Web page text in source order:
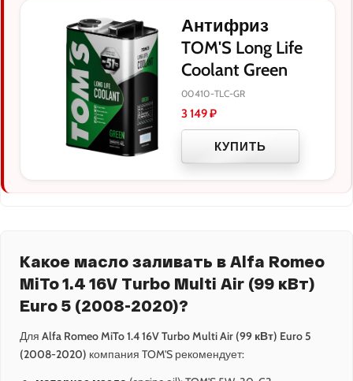
Антифриз
TOM'S Long Life
Coolant Green
00410-TLC-GR
3 149₽
КУПИТЬ
Какое масло заливать в Alfa Romeo
MiTo 1.4 16V Turbo Multi Air (99 кВт)
Euro 5 (2008-2020)?
Для Alfa Romeo MiTo 1.4 16V Turbo Multi Air (99 кВт) Euro 5
(2008-2020) компания TOM'S рекомендует: